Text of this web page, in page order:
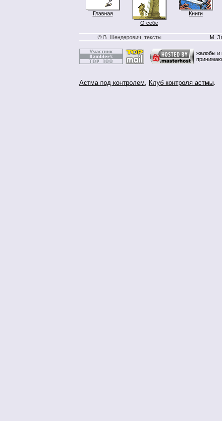
Главная
О себе
Книги
© В. Шендерович, тексты М.
жалобы и
Астма под контролем, Клуб контроля астмы.